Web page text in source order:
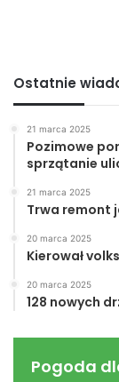
Ostatnie
21 marca 2025
Pozimowe
sprzątanie
21 marca 2025
Trwa remont
20 marca 2025
Kierował
20 marca 2025
128 nowych
Pogoda